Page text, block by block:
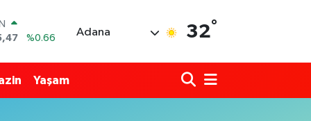
%0.66
Adana 32°
Yaşam